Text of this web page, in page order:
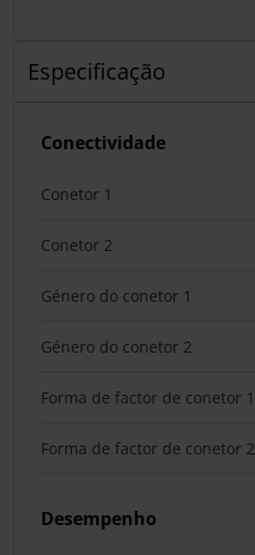
Especificação
Conectividade
Conetor 1
Conetor 2
Género do conetor 1
Género do conetor 2
Forma de factor de conetor 1
Forma de factor de conetor 2
Desempenho